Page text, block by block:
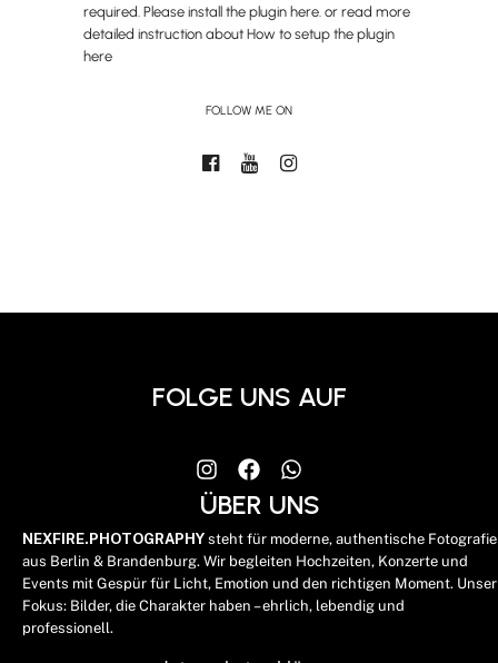
required. Please install the plugin here. or read more
detailed instruction about How to setup the plugin
here
FOLLOW ME ON
FOLGE UNS AUF
ÜBER UNS
NEXFIRE.PHOTOGRAPHY steht für moderne, authentische Fotografie
aus Berlin & Brandenburg. Wir begleiten Hochzeiten, Konzerte und
Events mit Gespür für Licht, Emotion und den richtigen Moment. Unser
Fokus: Bilder, die Charakter haben – ehrlich, lebendig und
professionell.